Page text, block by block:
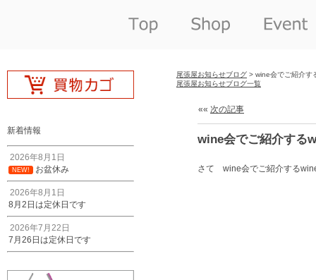
新着情報
2026年8月1日
NEW! お盆休み
2026年8月1日
8月2日は定休日です
2026年7月22日
7月26日は定休日です
尾張屋お知らせブログ > wine会でご紹介
尾張屋お知らせブログ一覧
«« 次の記事
wine会でご紹介す
さて wine会でご紹介する